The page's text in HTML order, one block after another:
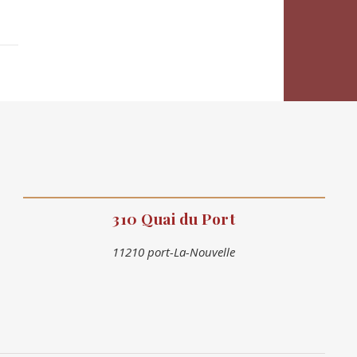
310 Quai du Port
11210 port-La-Nouvelle